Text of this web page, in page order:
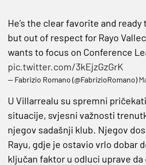
He’s the clear favorite and ready
but out of respect for Rayo
wants to focus on Conference
pic.twitter.com/3kEjzGzGrK
— Fabrizio Romano (@FabrizioRomano)
U Villarrealu su spremni
situacije, svjesni važnosti
njegov sadašnji klub. Njegov
Rayu, gdje je ostavio vrlo dobar
ključan faktor u odluci uprave da